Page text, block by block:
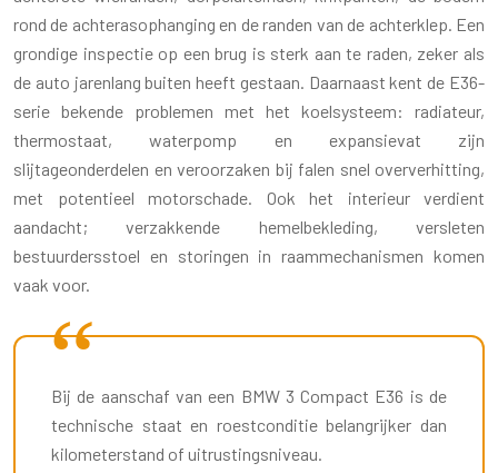
rond de achterasophanging en de randen van de achterklep. Een
grondige inspectie op een brug is sterk aan te raden, zeker als
de auto jarenlang buiten heeft gestaan. Daarnaast kent de E36-
serie bekende problemen met het koelsysteem: radiateur,
thermostaat, waterpomp en expansievat zijn
slijtageonderdelen en veroorzaken bij falen snel oververhitting,
met potentieel motorschade. Ook het interieur verdient
aandacht; verzakkende hemelbekleding, versleten
bestuurdersstoel en storingen in raammechanismen komen
vaak voor.
Bij de aanschaf van een BMW 3 Compact E36 is de
technische staat en roestconditie belangrijker dan
kilometerstand of uitrustingsniveau.